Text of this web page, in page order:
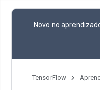
Novo no
TensorFlow